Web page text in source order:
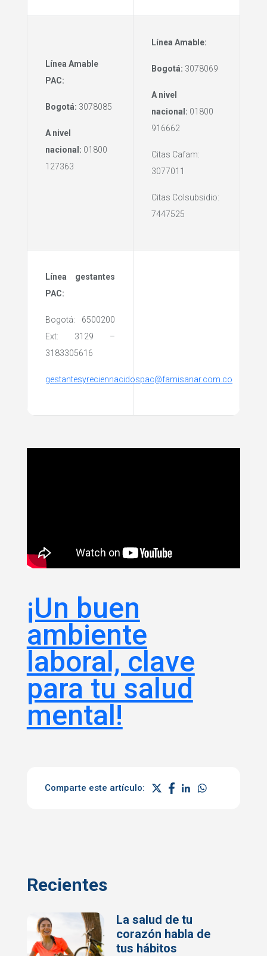
Línea Amable
PAC:
Bogotá: 3078085
A nivel
nacional: 01800
127363
Línea Amable:
Bogotá: 3078069
A nivel
nacional: 01800
916662
Citas Cafam:
3077011
Citas Colsubsidio:
7447525
Línea gestantes
PAC:
Bogotá: 6500200
Ext: 3129 –
3183305616
gestantesyreciennacidospac@famisanar.com.co
¡Un buen
ambiente
laboral, clave
para tu salud
mental!
Comparte este artículo:
Recientes
La salud de tu
corazón habla de
tus hábitos